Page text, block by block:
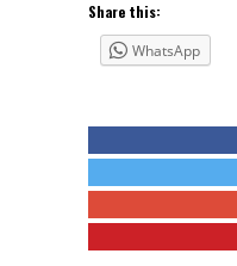
Share this:
WhatsApp